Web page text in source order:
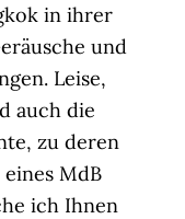
in ihrer
und
Leise,
auch die
zu deren
MdB
ich Ihnen